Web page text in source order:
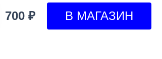
700 ₽